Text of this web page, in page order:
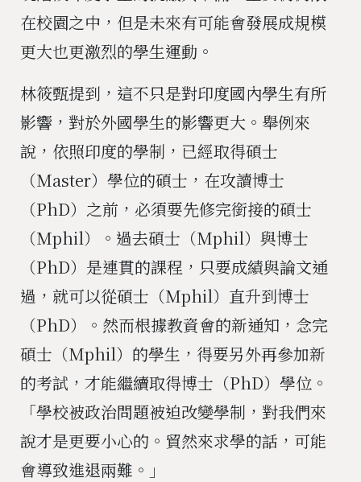
在校園之中，但是未來有可能會發展成規模
更大也更激烈的學生運動。
林筱甄提到，這不只是對印度國內學生有所
影響，對於外國學生的影響更大。舉例來
說，依照印度的學制，已經取得碩士
（Master）學位的碩士，在攻讀博士
（PhD）之前，必須要先修完銜接的碩士
（Mphil）。過去碩士（Mphil）與博士
（PhD）是連貫的課程，只要成績與論文通
過，就可以從碩士（Mphil）直升到博士
（PhD）。然而根據教資會的新通知，念完
碩士（Mphil）的學生，得要另外再參加新
的考試，才能繼續取得博士（PhD）學位。
「學校被政治問題被迫改變學制，對我們來
說才是更要小心的。貿然來求學的話，可能
會導致進退兩難。」